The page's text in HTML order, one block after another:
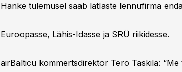
Hanke tulemusel saab lätlaste lennufirma
Euroopasse, Lähis-Idasse ja SRÜ riikidesse.
airBalticu kommertsdirektor Tero Taskila: